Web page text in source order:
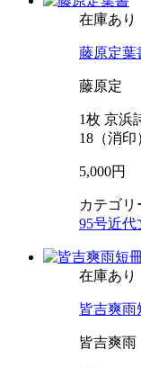
在庫あり
藤原定葉
藤原定
1枚 京
18（消
5,000円
カテゴリ
95号近代
在庫あり
皆吉爽雨
皆吉爽雨